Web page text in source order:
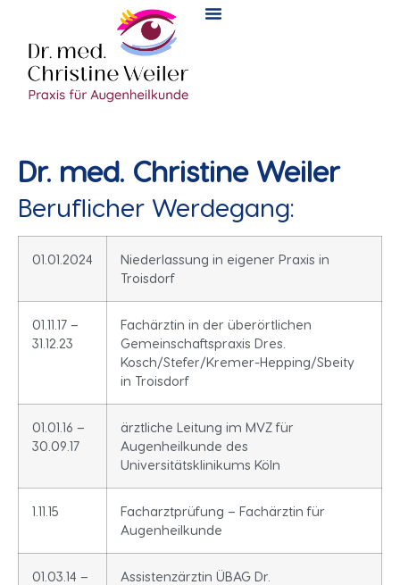
Dr. med. Christine Weiler
Beruflicher Werdegang:
01.01.2024
Niederlassung in eigener Praxis in
Troisdorf
01.11.17 –
31.12.23
Fachärztin in der überörtlichen
Gemeinschaftspraxis Dres.
Kosch/Stefer/Kremer-Hepping/Sbeity
in Troisdorf
01.01.16 –
30.09.17
ärztliche Leitung im MVZ für
Augenheilkunde des
Universitätsklinikums Köln
1.11.15
Facharztprüfung – Fachärztin für
Augenheilkunde
01.03.14 –
Assistenzärztin ÜBAG Dr.